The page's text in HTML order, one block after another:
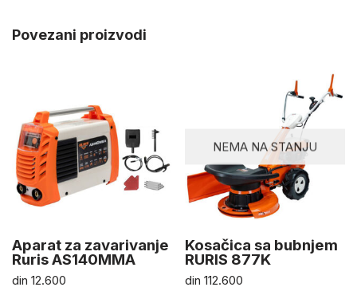
Povezani proizvodi
Aparat za zavarivanje
Ruris AS140MMA
din 12.600
NEMA NA STANJU
Kosačica sa bubnjem
RURIS 877K
din 112.600